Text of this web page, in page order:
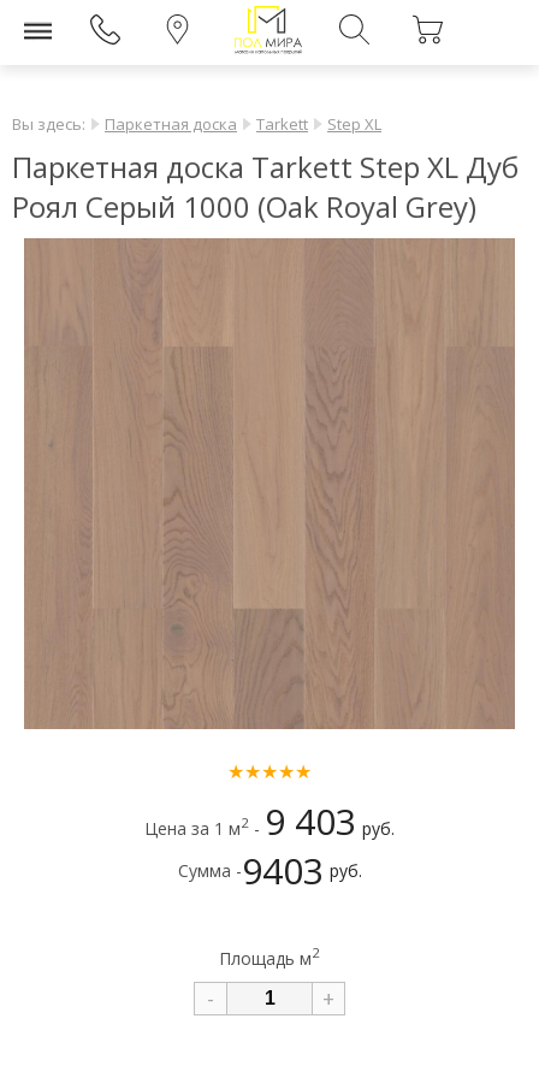
Вы здесь: Паркетная доска Tarkett Step XL
Паркетная доска Tarkett Step XL Дуб
Роял Серый 1000 (Oak Royal Grey)
★★★★★
Цена за 1 м2 - 9 403 руб.
Сумма -9403 руб.
Площадь м2
- +